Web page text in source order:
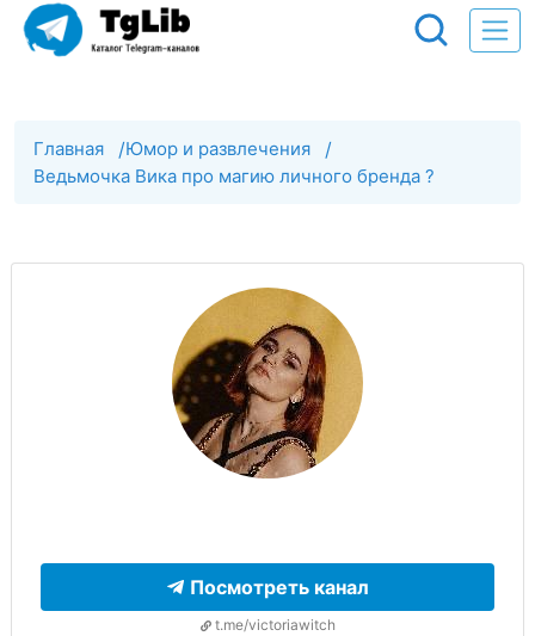
Главная /Юмор и развлечения /
Ведьмочка Вика про магию личного бренда ?
Посмотреть канал
t.me/victoriawitch